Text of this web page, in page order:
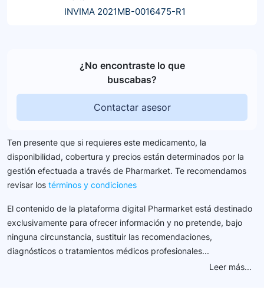
INVIMA 2021MB-0016475-R1
¿No encontraste lo que
buscabas?
Contactar asesor
Ten presente que si requieres este medicamento, la
disponibilidad, cobertura y precios están determinados por la
gestión efectuada a través de Pharmarket. Te recomendamos
revisar los términos y condiciones
El contenido de la plataforma digital Pharmarket está destinado
exclusivamente para ofrecer información y no pretende, bajo
ninguna circunstancia, sustituir las recomendaciones,
diagnósticos o tratamientos médicos profesionales...
Leer más...